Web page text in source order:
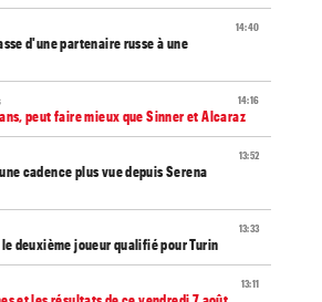
14:40
d'une partenaire russe à une
14:16
peut faire mieux que Sinner et Alcaraz
13:52
cadence plus vue depuis Serena
13:33
deuxième joueur qualifié pour Turin
13:11